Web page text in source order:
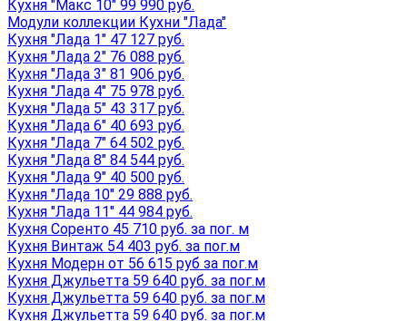
Кухня "Макс 10" 99 990 руб.
Модули коллекции Кухни "Лада"
Кухня "Лада 1" 47 127 руб.
Кухня "Лада 2" 76 088 руб.
Кухня "Лада 3" 81 906 руб.
Кухня "Лада 4" 75 978 руб.
Кухня "Лада 5" 43 317 руб.
Кухня "Лада 6" 40 693 руб.
Кухня "Лада 7" 64 502 руб.
Кухня "Лада 8" 84 544 руб.
Кухня "Лада 9" 40 500 руб.
Кухня "Лада 10" 29 888 руб.
Кухня "Лада 11" 44 984 руб.
Кухня Соренто 45 710 руб. за пог. м
Кухня Винтаж 54 403 руб. за пог.м
Кухня Модерн от 56 615 руб за пог.м
Кухня Джульетта 59 640 руб. за пог.м
Кухня Джульетта 59 640 руб. за пог.м
Кухня Джульетта 59 640 руб. за пог.м